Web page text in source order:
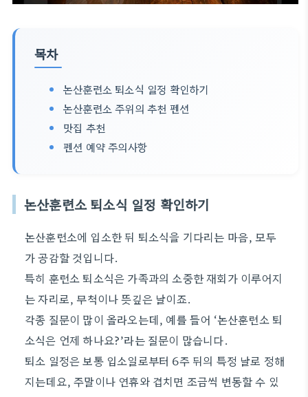
목차
논산훈련소 퇴소식 일정 확인하기
논산훈련소 주위의 추천 펜션
맛집 추천
펜션 예약 주의사항
논산훈련소 퇴소식 일정 확인하기
논산훈련소에 입소한 뒤 퇴소식을 기다리는 마음, 모두
가 공감할 것입니다.
특히 훈련소 퇴소식은 가족과의 소중한 재회가 이루어지
는 자리로, 무척이나 뜻깊은 날이죠.
각종 질문이 많이 올라오는데, 예를 들어 ‘논산훈련소 퇴
소식은 언제 하나요?’라는 질문이 많습니다.
퇴소 일정은 보통 입소일로부터 6주 뒤의 특정 날로 정해
지는데요, 주말이나 연휴와 겹치면 조금씩 변동할 수 있